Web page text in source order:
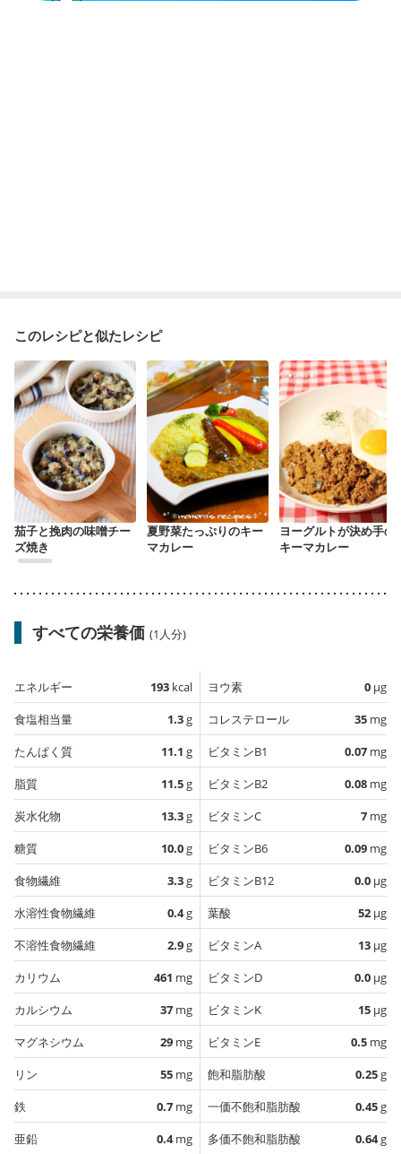
このレシピと似たレシピ
茄子と挽肉の味噌チー
ズ焼き
夏野菜たっぷりのキー
マカレー
ヨーグルトが決め手の
キーマカレー
すべての栄養価 (1人分)
エネルギー 193 kcal
食塩相当量
1.3g
たんぱく質
11.1 g
脂質
11.5g
炭水化物
13.3g
糖質
10.0g
食物繊維
3.3g
水溶性食物繊維
0.4g
不溶性食物繊維
2.9g
カリウム
461 mg
カルシウム
37 mg
マグネシウム
29 mg
リン
55 mg
鉄
0.7 mg
亜鉛
0.4mg
ヨウ素 0 µg
コレステロール
35 mg
ビタミンB1
0.07 mg
ビタミンB2
0.08 mg
ビタミンC
7 mg
ビタミンB6
0.09 mg
ビタミンB12
0.0 µg
葉酸
52 µg
ビタミンA
13 µg
ビタミンD
0.0 µg
ビタミンK
15 µg
ビタミンE
0.5 mg
飽和脂肪酸
0.25g
一価不飽和脂肪酸
0.45g
多価不飽和脂肪酸
0.64g